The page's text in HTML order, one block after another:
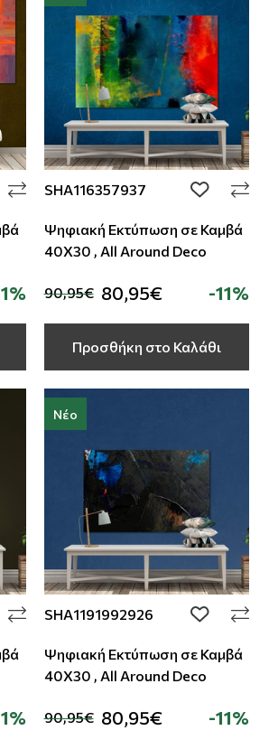
to wishlistSHA116357937 add to
Ψηφιακή Εκτύπωση σε Καμβά
40Χ30 , All Around Deco
90,95€ 80,95€ -11%
Προσθήκη στο Καλάθι
to wishlist
Νέο
SHA1191992926 add to
Ψηφιακή Εκτύπωση σε Καμβά
40Χ30 , All Around Deco
90,95€ 80,95€ -11%